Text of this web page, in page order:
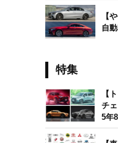
【
自
特集
【
チ
5年